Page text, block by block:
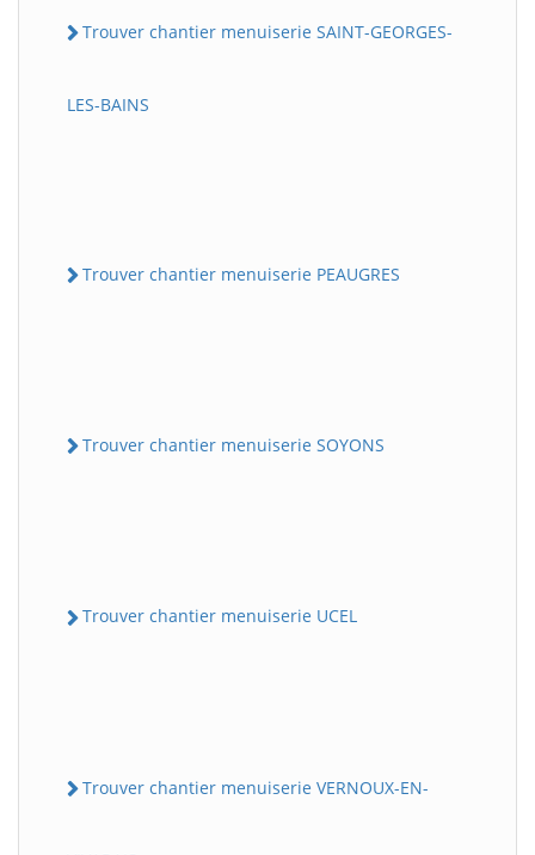
Trouver chantier menuiserie SAINT-GEORGES-
LES-BAINS
Trouver chantier menuiserie PEAUGRES
Trouver chantier menuiserie SOYONS
Trouver chantier menuiserie UCEL
Trouver chantier menuiserie VERNOUX-EN-